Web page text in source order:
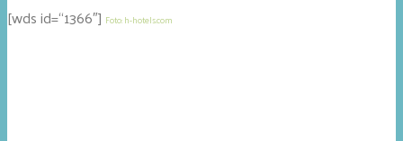
[wds id=“1366″] Foto: h-hotels.com